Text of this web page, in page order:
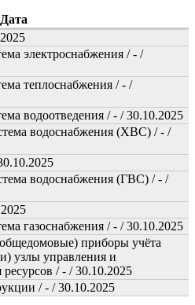
электроснабжения / - /
теплоснабжения / - /
водоотведения / - / 30.10.2025
водоснабжения (ХВС) / - /
водоснабжения (ГВС) / - /
газоснабжения / - / 30.10.2025
приборы учёта
узлы управления и
/ - / 30.10.2025
/ - / 30.10.2025